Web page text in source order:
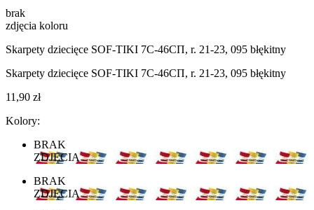
brak
zdjęcia koloru
Skarpety dziecięce SOF-TIKI 7С-46СП, r. 21-23, 095 błękitny
Skarpety dziecięce SOF-TIKI 7С-46СП, r. 21-23, 095 błękitny
11,90 zł
Kolory:
BRAK
ZDJĘCIA
BRAK
ZDJĘCIA